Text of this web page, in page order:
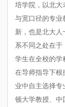
培学院，以北大
与宽口径的专业
新，也是北大
系不同之处在于
学生在全校的学
在导师指导下根
业中自主选择
顿大学教授、中